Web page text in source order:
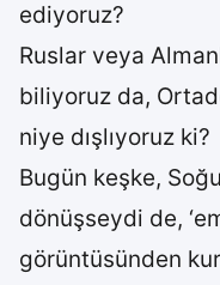
ediyoruz?
Ruslar veya
biliyoruz da,
niye dışlıyoruz ki?
Bugün keşke,
dönüşseydi de,
görüntüsünden